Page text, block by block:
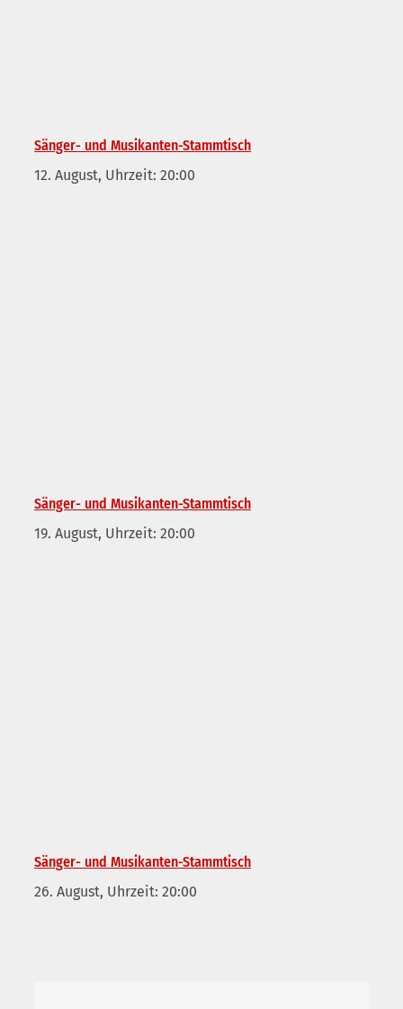
Sänger- und Musikanten-Stammtisch
12. August, Uhrzeit: 20:00
Sänger- und Musikanten-Stammtisch
19. August, Uhrzeit: 20:00
Sänger- und Musikanten-Stammtisch
26. August, Uhrzeit: 20:00